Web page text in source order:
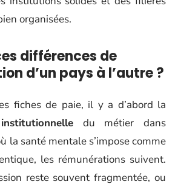
organisées.
différences de
d’un pays à l’autre ?
fiches de paie, il y a d’abord la
du métier dans
la santé mentale s’impose comme
les rémunérations suivent.
reste souvent fragmentée, ou